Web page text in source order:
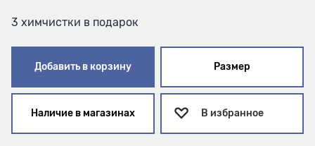
3 химчистки в подарок
Добавить в корзину Размер
Наличие в магазинах В избранное